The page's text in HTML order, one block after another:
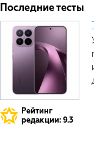
Последние тесты
Рейтинг
редакции: 9.3